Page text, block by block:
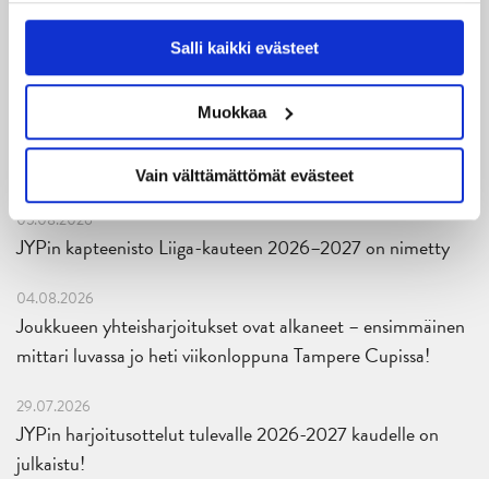
käytöstäEvästeet-sivultamme.
Salli kaikki evästeet
Muokkaa
Vain välttämättömät evästeet
Uusimmat
06.08.2026
JYPin kausi käyntiin Tampere Cupista!
05.08.2026
JYPin kapteenisto Liiga-kauteen 2026–2027 on nimetty
04.08.2026
Joukkueen yhteisharjoitukset ovat alkaneet – ensimmäinen
mittari luvassa jo heti viikonloppuna Tampere Cupissa!
29.07.2026
JYPin harjoitusottelut tulevalle 2026-2027 kaudelle on
julkaistu!